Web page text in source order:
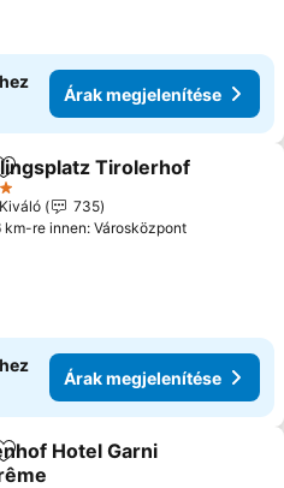
Árak megjelenítése
Hozzáadás a kedvencekhez
Tirolerhof
Kiváló
735
km-re innen: Városközpont
Árak megjelenítése
Hozzáadás a kedvencekhez
Hotel Garni